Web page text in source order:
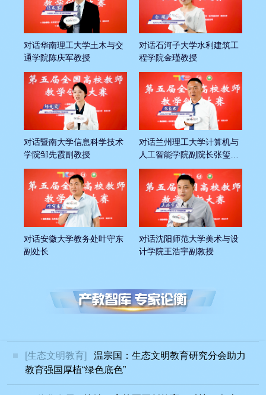
对话华南理工大学土木与交
通学院陈庆军教授
对话石河子大学水利建筑工
程学院金瑾教授
对话暨南大学信息科学技术
学院邹先霞副教授
对话兰州理工大学计算机与
人工智能学院副院长张玺君
副教授
对话安徽大学教务处叶守东
副处长
对话沈阳师范大学美术与设
计学院王浩宇副教授
[生态文明教育]
温宗国：生态文明教育研究分会助力
教育强国厚植“绿色底色”